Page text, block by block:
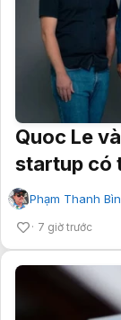
Quoc Le
startup có
Phạm Thanh
7 giờ trước